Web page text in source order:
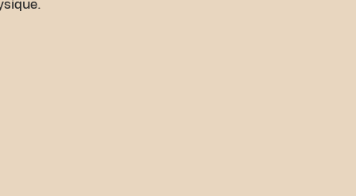
et nos connexions de